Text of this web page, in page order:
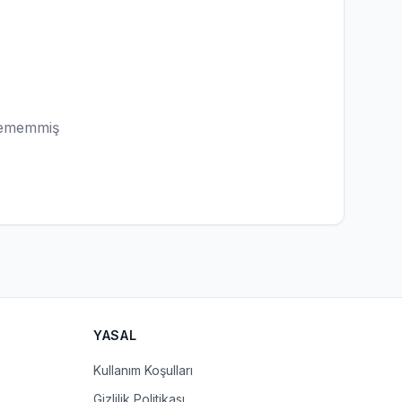
YASAL
Kullanım Koşulları
Gizlilik Politikası